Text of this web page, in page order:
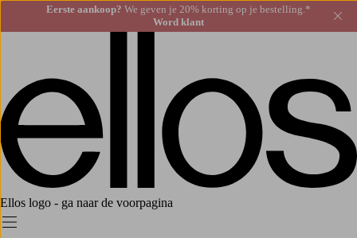
Eerste aankoop? We geven je 20% korting op je bestelling.*
Word klant
Ellos logo - ga naar de voorpagina
Menu